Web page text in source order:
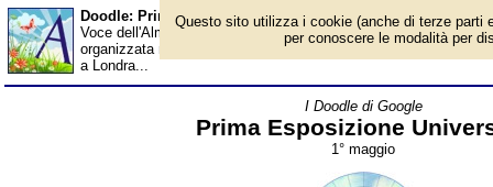
Doodle: Prima Esposizione Universale - Almanacco
Voce dell'Almanacco del 1° maggio, per la rubrica 'I Doodle di
organizzata nel 1844 a Parigi, il principe Alberto, consorte della
a Londra...
I Doodle di Google
Prima Esposizione
1° maggio
Questo sito utilizza i cookie (anche di terze parti
per conoscere le modalità per